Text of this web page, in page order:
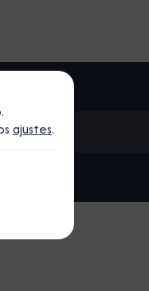
el aire,
ajustes.